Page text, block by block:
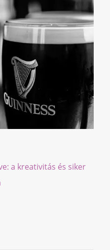
a kreativitás és siker